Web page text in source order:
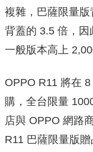
複雜，巴薩限量
背蓋的 3.5 倍，因
一般版本高上
OPPO R11 將在
購，全台限量
店與 OPPO 網路
R11 巴薩限量版